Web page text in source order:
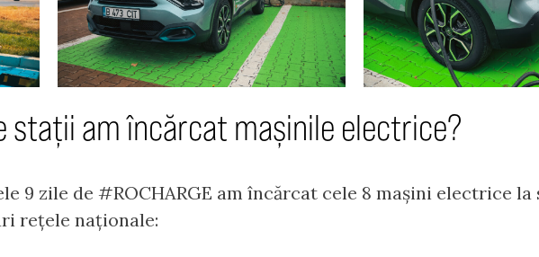
stații am încărcat mașinile electrice?
9 zile de #ROCHARGE am încărcat cele 8 mașini electrice
rețele naționale: